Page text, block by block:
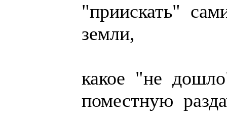
"приискать"
земли,
какое "не
поместную